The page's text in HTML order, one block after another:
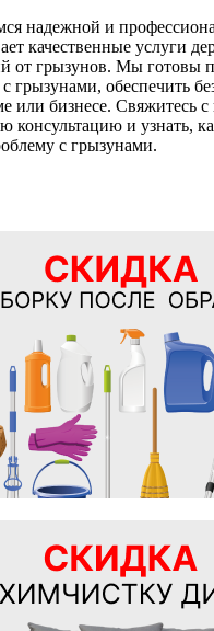
надежной и
качественные услуги
от грызунов. Мы готовы
грызунами, обеспечить
или бизнесе. Свяжитесь
консультацию и узнать,
с грызунами.